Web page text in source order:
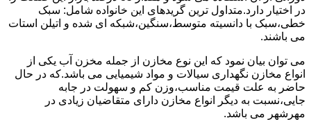
در اختیار دارد.متداول ترین گریدهای این خانواده شامل: سبک
خطی،سبک با دانسیته متوسط،سنگین،شبکه ای شده و اتیلن استات
می باشند.
می توان بیان نمود که این نوع مخازن از جمله مخزن آب یکی از
انواع مخازن نگهداری سیالات و مواد شیمیایی می باشد.که در حال
حاضر به علت قیمت مناسب،وزن کم و سهولت در جابه
جایی،نسبت به دیگر انواع مخازن دارای متقاضیان زیادی در
مهرشهر می باشد.